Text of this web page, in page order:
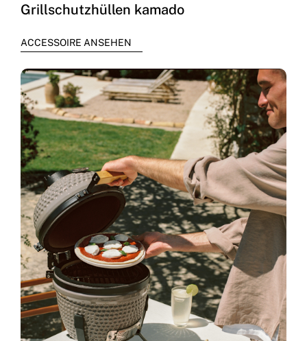
Grillschutzhüllen kamado
ACCESSOIRE ANSEHEN